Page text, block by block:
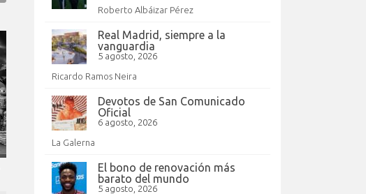
Roberto Albáizar Pérez
Real Madrid, siempre a la
vanguardia
5 agosto, 2026
Ricardo Ramos Neira
Devotos de San Comunicado
Oficial
6 agosto, 2026
La Galerna
El bono de renovación más
barato del mundo
5 agosto, 2026